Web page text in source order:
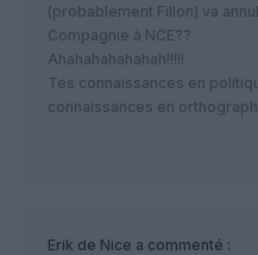
(probablement Fillon) va
Compagnie à NCE??
Ahahahahahahah!!!!!
Tes connaissances en
connaissances en
Erik de Nice a commenté :